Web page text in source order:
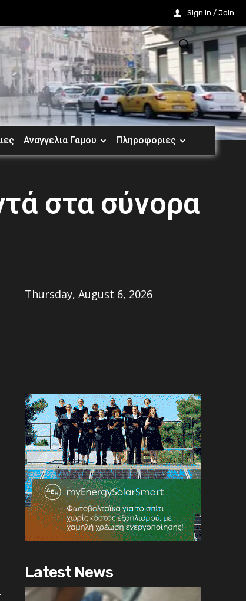
Sign in / Join
Αναγγελια Γαμου Πληροφοριες
στα σύνορα
Thursday, August 6, 2026
Latest News